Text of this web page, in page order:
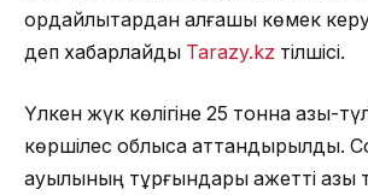
қордайлықтардан алғашқы көмек
деп хабарлайды Tarazy.kz тілшісі.
Үлкен жүк көлігіне 25 тонна азық-
көршілес облысқа аттандырылды.
ауылының тұрғындары қажетті азық